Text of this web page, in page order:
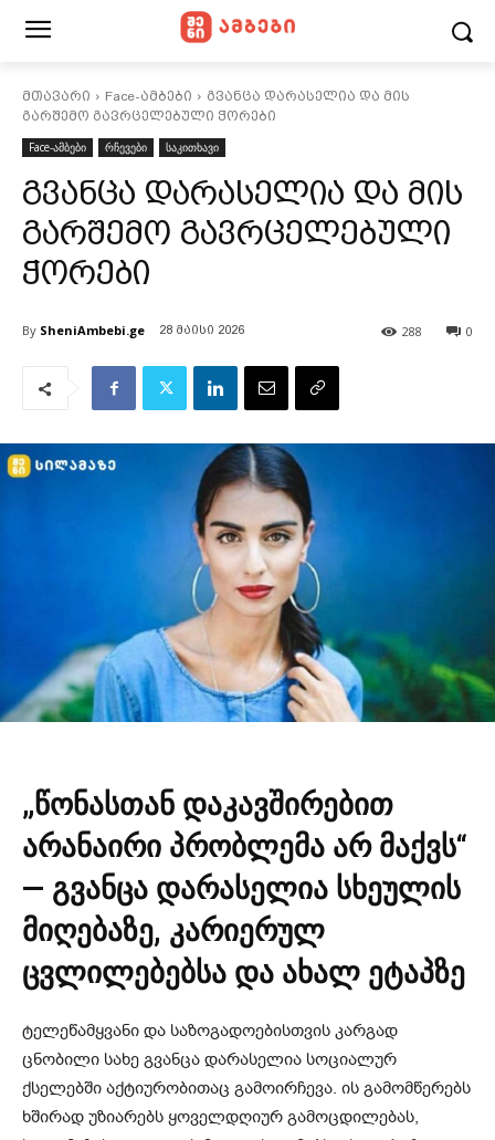
მთავარი Face-ამბები
გვანცა დარასელია და მის
გარშემო გავრცელებული ჭორები
Face-ამბები
რჩევები საკითხავი
გვანცა დარასელია და მის
გარშემო გავრცელებული
ჭორები
By SheniAmbebi.ge 28 მაისი 2026 0
288
„წონასთან დაკავშირებით
არანაირი პრობლემა არ მაქვს“
— გვანცა დარასელია სხეულის
მიღებაზე, კარიერულ
ცვლილებებსა და ახალ ეტაპზე
ტელეწამყვანი და საზოგადოებისთვის კარგად
ცნობილი სახე გვანცა დარასელია სოციალურ
ქსელებში აქტიურობითაც გამოირჩევა. ის გამომწერებს
ხშირად უზიარებს ყოველდღიურ გამოცდილებას,